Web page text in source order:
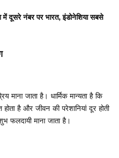
में दूसरे नंबर पर भारत, इंडोनेशिया सबसे
जाता है। धार्मिक मान्यता है कि
है और जीवन की परेशानियां दूर होती
फलदायी माना जाता है।